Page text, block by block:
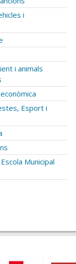
i
i animals
Esport i
Municipal